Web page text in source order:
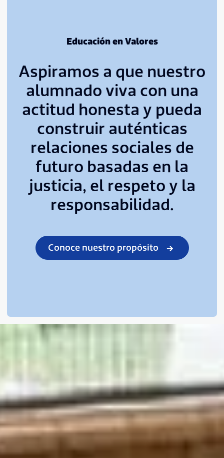
Educación en Valores
Aspiramos a que nuestro
alumnado viva con una
actitud honesta y pueda
construir auténticas
relaciones sociales de
futuro basadas en la
justicia, el respeto y la
responsabilidad.
Conoce nuestro propósito